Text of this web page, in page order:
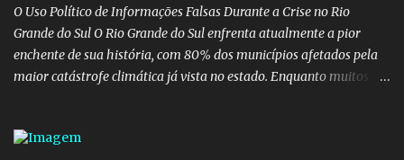
vida dos brasileiros. Evelin Azevedo escreveu brilhantemen...
O Uso Político de Informações Falsas Durante a Crise no Rio
Grande do Sul O Rio Grande do Sul enfrenta atualmente a pior
enchente de sua história, com 80% dos municípios afetados pela
maior catástrofe climática já vista no estado. Enquanto muitos se
voluntários e das forças governamentais, impactando diretamente